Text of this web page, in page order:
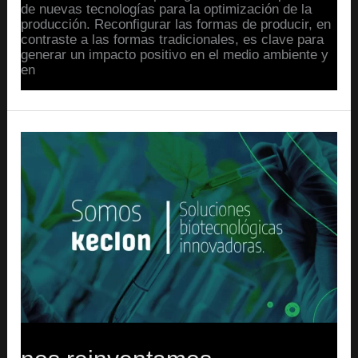
de nuevas tecnologías para la optimización de la
producción. Reconfigurar las formas de producir, en
contraste a las formas tradicionales, es clave para
generar un impacto positivo en el medio ambiente y
en
Nos
reinventamos